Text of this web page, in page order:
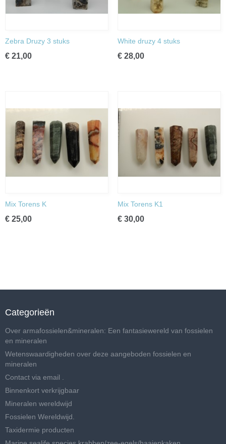
Zebra Druzy 3 stuks
€ 21,00
White druzy 4 stuks
€ 28,00
Mix Torens K
€ 25,00
Mix Torens K1
€ 30,00
Categorieën
Over armafossielen&mineralen: Een fantasiewereld van fossielen
en mineralen
Wetenswaardigheden over deze aangeboden fossielen en
mineralen
Contact via email .
Binnenkort verkrijgbaar
Mineralen wereldwijd
Fossielen Wereldwijd.
Taxidermie producten